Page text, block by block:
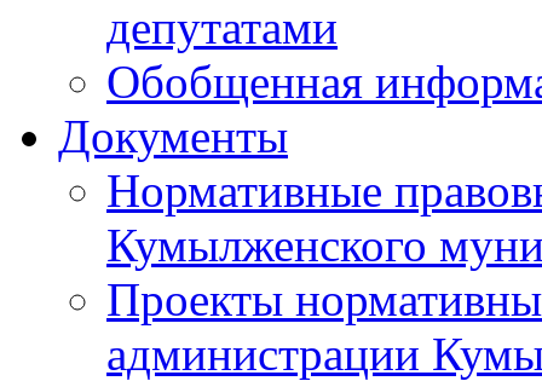
депутатами
Обобщенная
Документы
Нормативные
Кумылженского
Проекты
администрации